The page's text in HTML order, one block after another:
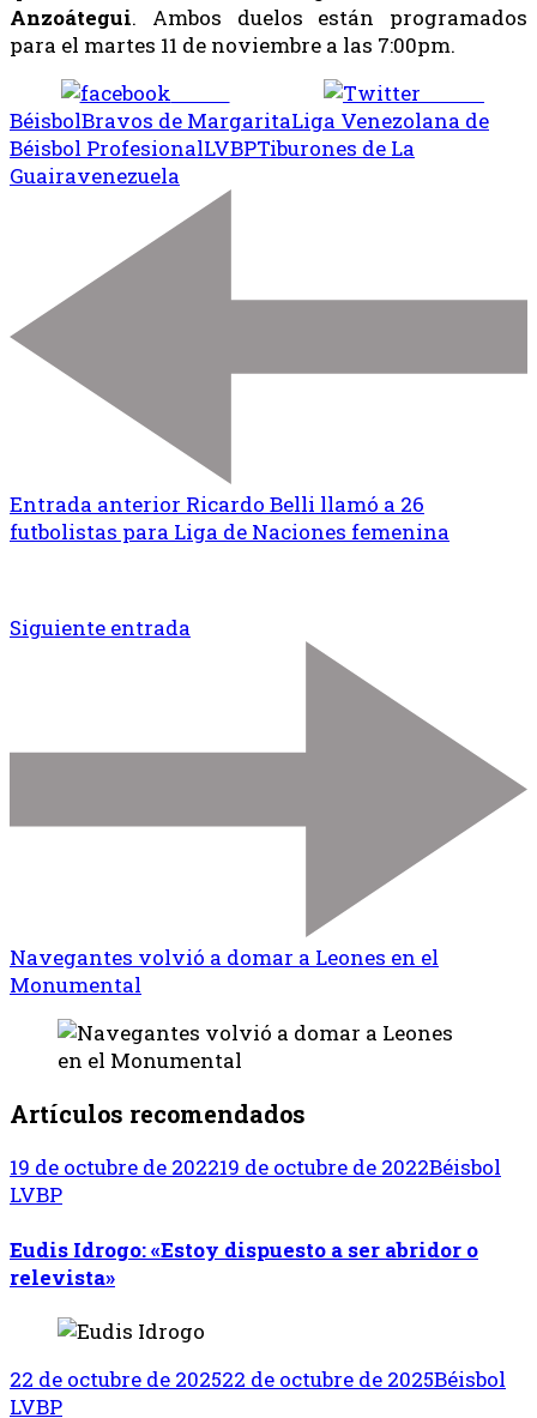
Anzoátegui. Ambos duelos están programados
para el martes 11 de noviembre a las 7:00pm.
BéisbolBravos de MargaritaLiga Venezolana de
Béisbol ProfesionalLVBPTiburones de La
Guairavenezuela
Entrada anterior Ricardo Belli llamó a 26
futbolistas para Liga de Naciones femenina
Siguiente entrada
Navegantes volvió a domar a Leones en el
Monumental
Artículos recomendados
19 de octubre de 202219 de octubre de 2022Béisbol
LVBP
Eudis Idrogo: «Estoy dispuesto a ser abridor o
relevista»
22 de octubre de 202522 de octubre de 2025Béisbol
LVBP